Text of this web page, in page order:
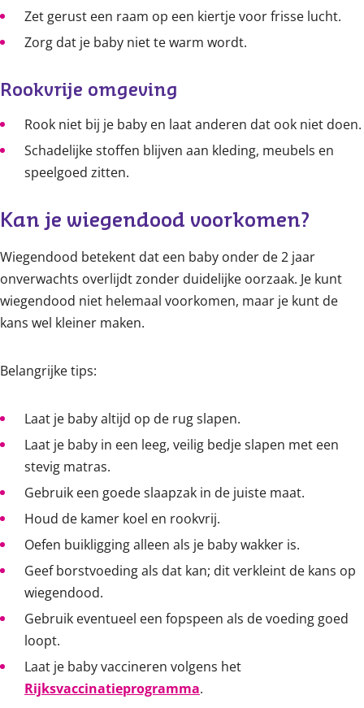
Zet gerust een raam op een kiertje voor frisse lucht.
Zorg dat je baby niet te warm wordt.
Rookvrije omgeving
Rook niet bij je baby en laat anderen dat ook niet doen.
Schadelijke stoffen blijven aan kleding, meubels en
speelgoed zitten.
Kan je wiegendood voorkomen?
Wiegendood betekent dat een baby onder de 2 jaar
onverwachts overlijdt zonder duidelijke oorzaak. Je kunt
wiegendood niet helemaal voorkomen, maar je kunt de
kans wel kleiner maken.
Belangrijke tips:
Laat je baby altijd op de rug slapen.
Laat je baby in een leeg, veilig bedje slapen met een
stevig matras.
Gebruik een goede slaapzak in de juiste maat.
Houd de kamer koel en rookvrij.
Oefen buikligging alleen als je baby wakker is.
Geef borstvoeding als dat kan; dit verkleint de kans op
wiegendood.
Gebruik eventueel een fopspeen als de voeding goed
loopt.
Laat je baby vaccineren volgens het
Rijksvaccinatieprogramma.